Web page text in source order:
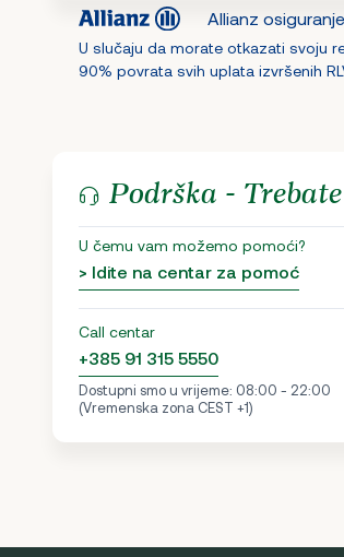
Allianz
U slučaju da morate otkazati svoju
90% povrata svih uplata izvršenih
Podrška -
U čemu vam možemo pomoći?
> Idite na centar za pomoć
Call centar
+385 91 315 5550
Dostupni smo u vrijeme: 08:00 - 22:00
(Vremenska zona CEST +1)